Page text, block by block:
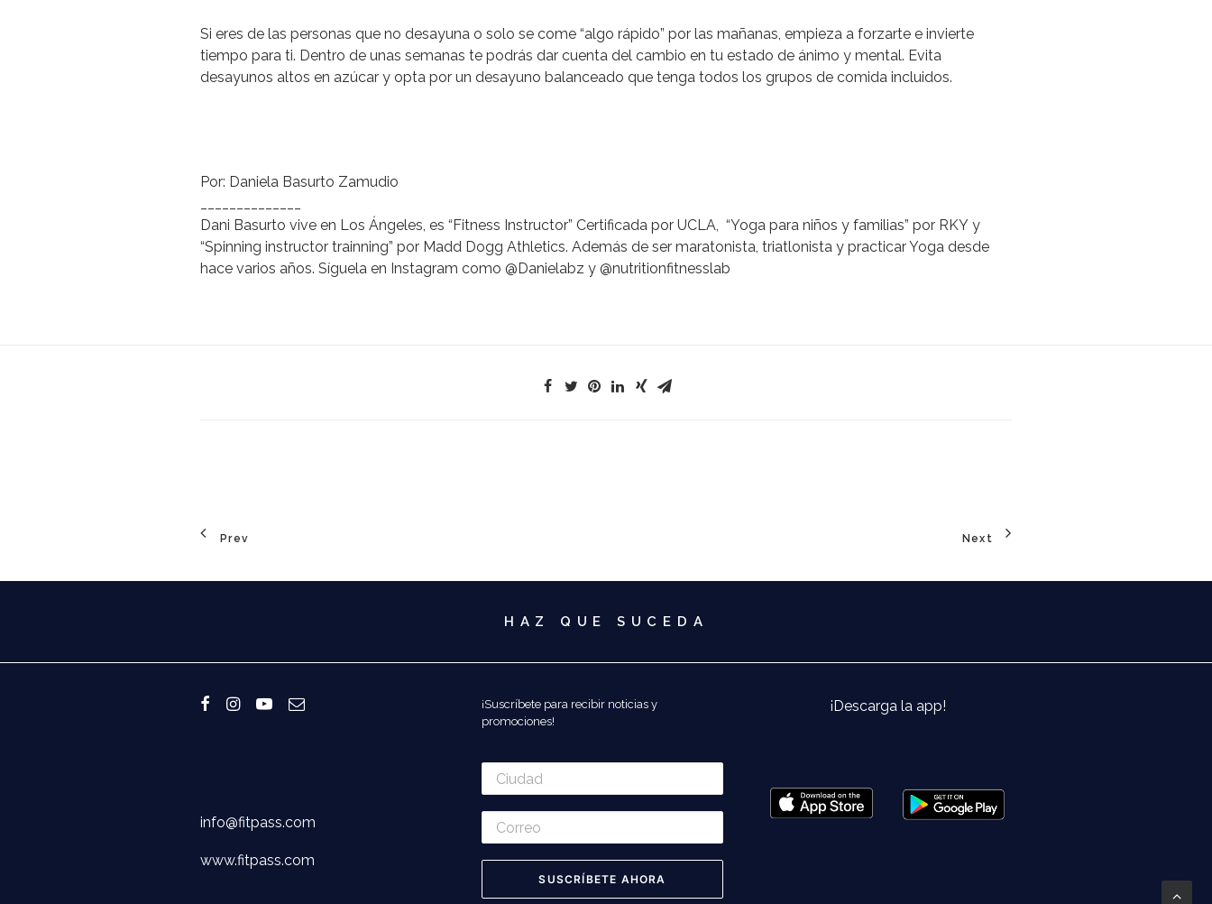
Si eres de las personas que no desayuna o solo se come “algo rápido” por las mañanas, empieza a forzarte e invierte
tiempo para ti. Dentro de unas semanas te podrás dar cuenta del cambio en tu estado de ánimo y mental. Evita
desayunos altos en azúcar y opta por un desayuno balanceado que tenga todos los grupos de comida incluidos.
Por: Daniela Basurto Zamudio
Dani Basurto vive en Los Ángeles, es “Fitness Instructor” Certificada por UCLA, “Yoga para niños y familias” por RKY y
“Spinning instructor trainning” por Madd Dogg Athletics. Además de ser maratonista, triatlonista y practicar Yoga desde
hace varios años. Síguela en Instagram como @Danielabz y @nutritionfitnesslab
Prev Next
HAZ QUE SUCEDA
info@fitpass.com
www.fitpass.com
¡Suscríbete para recibir noticias y
promociones!
¡Descarga la app!